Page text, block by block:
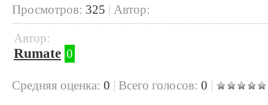
Просмотров: 325 | Автор:
Автор:
Rumate 0
Cредняя оценка: 0 | Всего голосов: 0 |